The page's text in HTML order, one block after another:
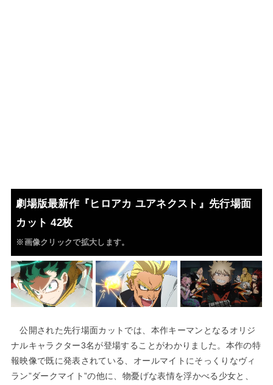
劇場版最新作『ヒロアカ ユアネクスト』先行場面
カット 42枚
※画像クリックで拡大します。
公開された先行場面カットでは、本作キーマンとなるオリジ
ナルキャラクター3名が登場することがわかりました。本作の特
報映像で既に発表されている、オールマイトにそっくりなヴィ
ラン”ダークマイト”の他に、物憂げな表情を浮かべる少女と、